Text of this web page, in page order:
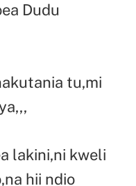
Dudu
tu,mi
lakini,ni kweli
hii ndio